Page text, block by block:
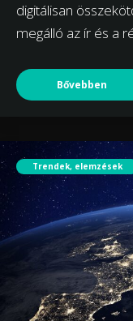
digitálisan
megálló az ír és a
Bővebben
Trendek, elemzések